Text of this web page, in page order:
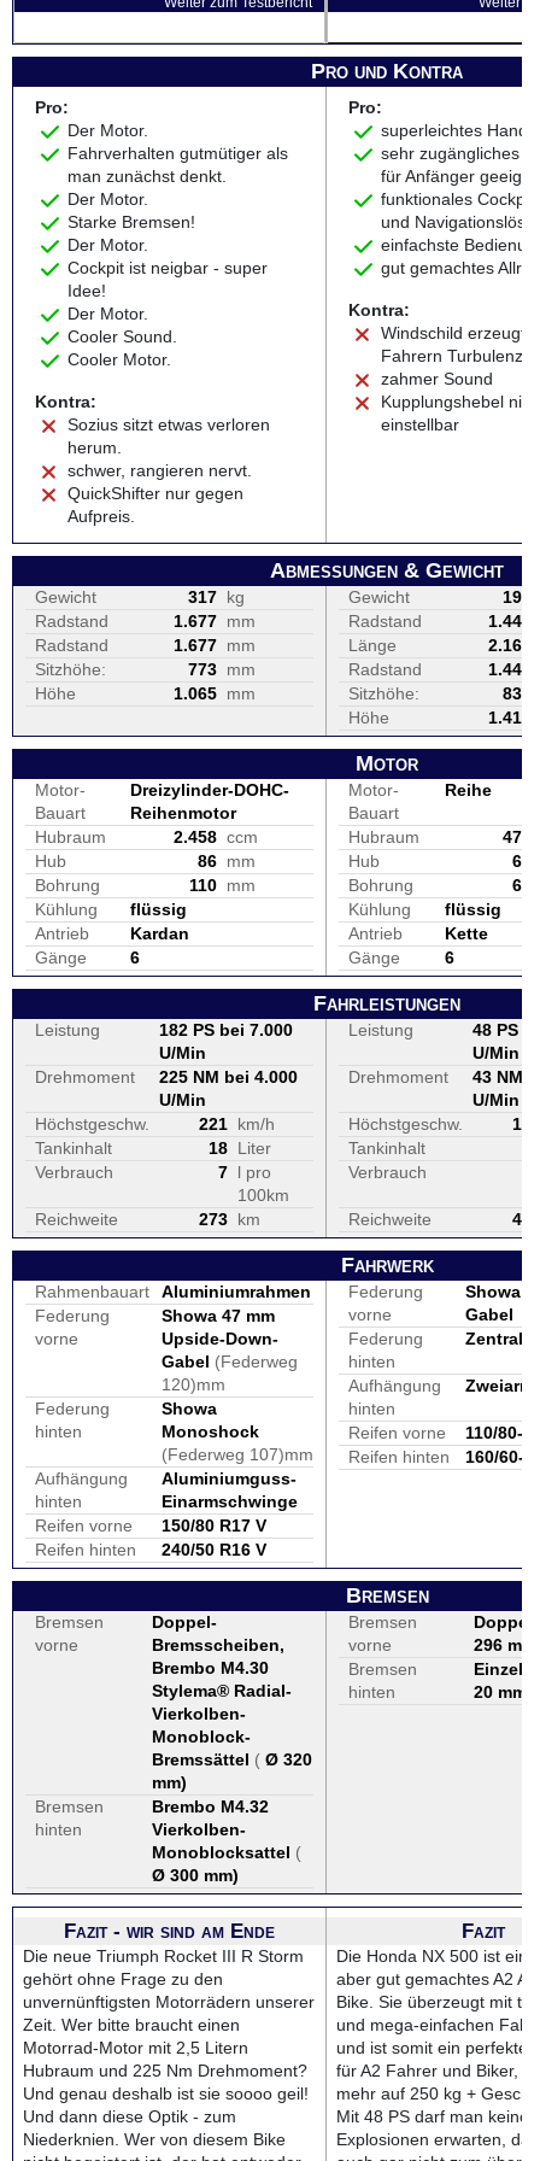
Pro und Kontra
Pro:
Der Motor.
Fahrverhalten gutmütiger als
man zunächst denkt.
Der Motor.
Starke Bremsen!
Der Motor.
Cockpit ist neigbar - super
Idee!
Der Motor.
Cooler Sound.
Cooler Motor.
Kontra:
Sozius sitzt etwas verloren
herum.
schwer, rangieren nervt.
QuickShifter nur gegen
Aufpreis.
Pro:
superleichtes
sehr zugängliches
für Anfänger
funktionales Cockpit
und
einfachste
gut gemachtes
Kontra:
Windschild erzeugt
Fahrern
zahmer Sound
Kupplungshebel
einstellbar
Abmessungen & Gewicht
Gewicht 317 kg
Radstand
1.677 mm
Radstand
1.677 mm
Sitzhöhe:
773 mm
Höhe
1.065 mm
Gewicht
196
Radstand
1.445
Länge
2.165
Radstand
1.445
Sitzhöhe:
830
Höhe
1.415
Motor
Motor-
Bauart
Dreizylinder-DOHC-
Reihenmotor
Hubraum
2.458 ccm
Hub
86 mm
Bohrung
110 mm
Kühlung
flüssig
Antrieb
Kardan
Gänge
6
Motor-
Bauart
Reihe
Hubraum
471
Hub
67
Bohrung
67
Kühlung
flüssig
Antrieb
Kette
Gänge
6
Fahrleistungen
Leistung
182 PS bei 7.000
U/Min
Drehmoment
225 NM bei 4.000
U/Min
Höchstgeschw.
221 km/h
Tankinhalt
18 Liter
Verbrauch
7 l pro
100km
Reichweite
273 km
Leistung
48 PS
U/Min
Drehmoment
43 NM
U/Min
Höchstgeschw.
175
Tankinhalt
Verbrauch
Reichweite 491
Fahrwerk
Rahmenbauart
Aluminiumrahmen
Federung
vorne
Showa 47 mm
Upside-Down-
Gabel (Federweg
120)mm
Federung
hinten
Showa
Monoshock
(Federweg 107)mm
Aufhängung
hinten
Aluminiumguss-
Einarmschwinge
Reifen vorne
150/80 R17 V
Reifen hinten
240/50 R16 V
Federung
vorne
Showa
Gabel
Federung
hinten
Aufhängung
hinten
Reifen vorne
110/80-
Reifen hinten
160/60-
Bremsen
Bremsen
vorne
Doppel-
Bremsscheiben,
Brembo M4.30
Stylema® Radial-
Vierkolben-
Monoblock-
Bremssättel ( Ø 320
mm)
Bremsen
hinten
Brembo M4.32
Vierkolben-
Monoblocksattel (
Ø 300 mm)
Bremsen
vorne
296 mm
Bremsen
hinten
20 mm
Fazit - wir sind am Ende
Die neue Triumph Rocket III R Storm
gehört ohne Frage zu den
unvernünftigsten Motorrädern unserer
Zeit. Wer bitte braucht einen
Motorrad-Motor mit 2,5 Litern
Hubraum und 225 Nm Drehmoment?
Und genau deshalb ist sie soooo geil!
Und dann diese Optik - zum
Niederknien. Wer von diesem Bike
Fazit
Die Honda NX 500 ist ein
aber gut gemachtes A2
Bike. Sie überzeugt mit
und mega-einfachen
und ist somit ein perfekter
für A2 Fahrer und Biker,
mehr auf 250 kg +
Mit 48 PS darf man keine
Explosionen erwarten,